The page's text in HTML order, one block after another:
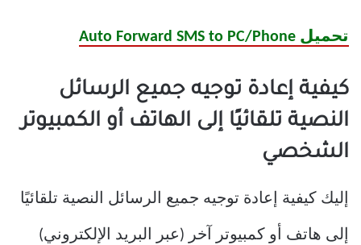
تحميل Auto Forward SMS to PC/Phone
كيفية إعادة توجيه جميع الرسائل
النصية تلقائيًا إلى الهاتف أو الكمبيوتر
الشخصي
إليك كيفية إعادة توجيه جميع الرسائل النصية تلقائيًا
إلى هاتف أو كمبيوتر آخر (عبر البريد الإلكتروني)